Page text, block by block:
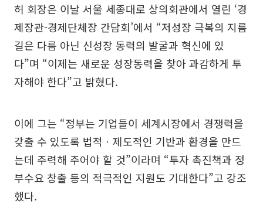
허 회장은 이날 서울 세종대로 상의회관에서 열린 ‘경
제장관-경제단체장 간담회’에서 “저성장 극복의 지름
길은 다름 아닌 신성장 동력의 발굴과 혁신에 있
다”며 “이제는 새로운 성장동력을 찾아 과감하게 투
자해야 한다”고 밝혔다.
이에 그는 “정부는 기업들이 세계시장에서 경쟁력을
갖출 수 있도록 법적ㆍ제도적인 기반과 환경을 만드
는데 주력해 주어야 할 것”이라며 “투자 촉진책과 정
부수요 창출 등의 적극적인 지원도 기대한다”고 강조
했다.